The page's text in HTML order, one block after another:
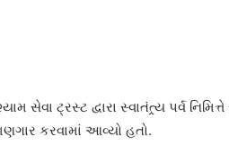
સેવા ટ્રસ્ટ દ્વારા સ્વાતંત્ર્ય પર્વ
કરવામાં આવ્યો હતો.